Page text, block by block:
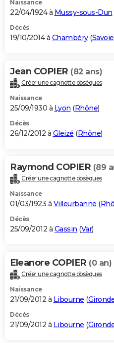
Naissance
22/04/1924 à Mussy-sous-Dun
Décès
19/10/2014 à Chambéry(Savoie
Jean COPIER (82 ans)
Créer une cagnotte obsèques
Naissance
25/09/1930 à Lyon (Rhône)
Décès
26/12/2012 à Gleizé (Rhône)
Raymond COPIER (89
Créer une cagnotte obsèques
Naissance
01/03/1923 à Villeurbanne (
Décès
25/09/2012 à Gassin (Var)
Eleanore COPIER (0 an)
Créer une cagnotte obsèques
Naissance
21/09/2012 à Libourne (
Décès
21/09/2012 à Libourne (